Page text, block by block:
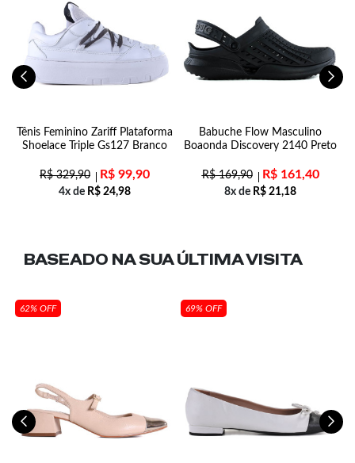
Tênis Feminino Zariff Plataforma
Shoelace Triple Gs127 Branco
R$329,90 R$ 99,90
4x de R$ 24,98
Babuche Flow Masculino
Boaonda Discovery 2140 Preto
R$169,90 R$161,40
8x de R$ 21,18
BASEADO NA SUAÚLTIMA VISITA
62% OFF 69% OFF